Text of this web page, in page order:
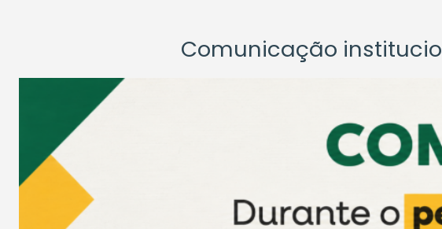
Comunicação